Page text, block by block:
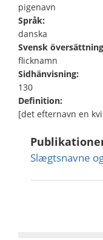
pigenavn
Språk:
danska
Svensk
flicknamn
Sidhänvisning:
130
Definition:
[det efternavn en
Slægtsnavne